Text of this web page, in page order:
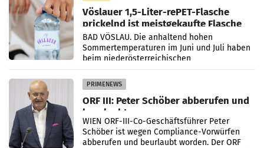
Vöslauer 1,5-Liter-rePET-Flasche
prickelnd ist meistgekaufte Flasche
Österreichs
BAD VÖSLAU. Die anhaltend hohen
Sommertemperaturen im Juni und Juli haben
beim niederösterreichischen
Getränkehersteller Vöslauer zu deutlichen
Absatzzuwächsen geführt. Während
PRIMENEWS
ORF III: Peter Schöber abberufen und
beurlaubt
WIEN ORF-III-Co-Geschäftsführer Peter
Schöber ist wegen Compliance-Vorwürfen
abberufen und beurlaubt worden. Der ORF